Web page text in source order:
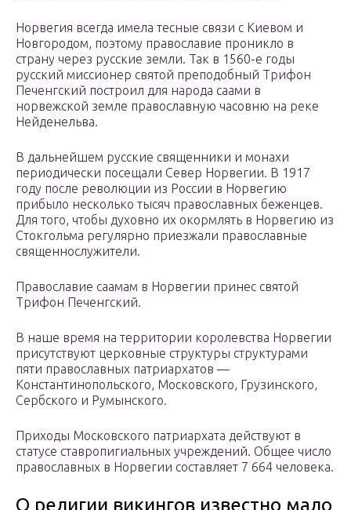
Норвегия всегда имела тесные связи с Киевом и
Новгородом, поэтому православие проникло в
страну через русские земли. Так в 1560-е годы
русский миссионер святой преподобный Трифон
Печенгский построил для народа саами в
норвежской земле православную часовню на реке
Нейденельва.
В дальнейшем русские священники и монахи
периодически посещали Север Норвегии. В 1917
году после революции из России в Норвегию
прибыло несколько тысяч православных беженцев.
Для того, чтобы духовно их окормлять в Норвегию из
Стокгольма регулярно приезжали православные
священнослужители.
Православие саамам в Норвегии принес святой
Трифон Печенгский.
В наше время на территории королевства Норвегии
присутствуют церковные структуры структурами
пяти православных патриархатов —
Константинопольского, Московского, Грузинского,
Сербского и Румынского.
Приходы Московского патриархата действуют в
статусе ставропигиальных учреждений. Общее число
православных в Норвегии составляет 7 664 человека.
О религии викингов известно мало